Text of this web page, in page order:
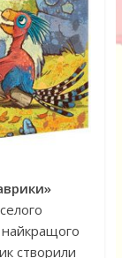
найкращого
створили